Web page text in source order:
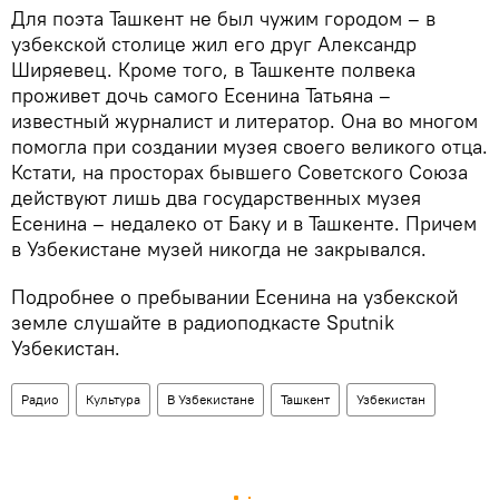
Для поэта Ташкент не был чужим городом – в
узбекской столице жил его друг Александр
Ширяевец. Кроме того, в Ташкенте полвека
проживет дочь самого Есенина Татьяна –
известный журналист и литератор. Она во многом
помогла при создании музея своего великого отца.
Кстати, на просторах бывшего Советского Союза
действуют лишь два государственных музея
Есенина – недалеко от Баку и в Ташкенте. Причем
в Узбекистане музей никогда не закрывался.
Подробнее о пребывании Есенина на узбекской
земле слушайте в радиоподкасте Sputnik
Узбекистан.
Радио Культура В Узбекистане Ташкент Узбекистан